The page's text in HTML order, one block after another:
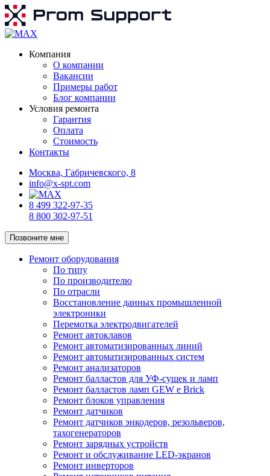
Компания
О компании
Вакансии
Примеры работ
Блог компании
Условия ремонта
Гарантия
Оплата
Стоимость
Контакты
Москва, Габричевского, 8
info@x-spt.com
8 499 322-97-35
8 800 302-97-51
Позвоните мне
Ремонт оборудования
По типу
По производителю
По отрасли
Восстановление данных промышленной
электроники
Перемотка электродвигателей
Ремонт автоклавов
Ремонт автоматизированных линий
Ремонт автоматизированных систем
Ремонт анализаторов
Ремонт балластов для УФ-сушек и ламп
Ремонт балластов ламп GEW e Brick
Ремонт блоков управления
Ремонт датчиков
Ремонт датчиков энкодеров, резольверов,
тахогенераторов
Ремонт зарядных устройств
Ремонт и обслуживание LED-экранов
Ремонт инверторов